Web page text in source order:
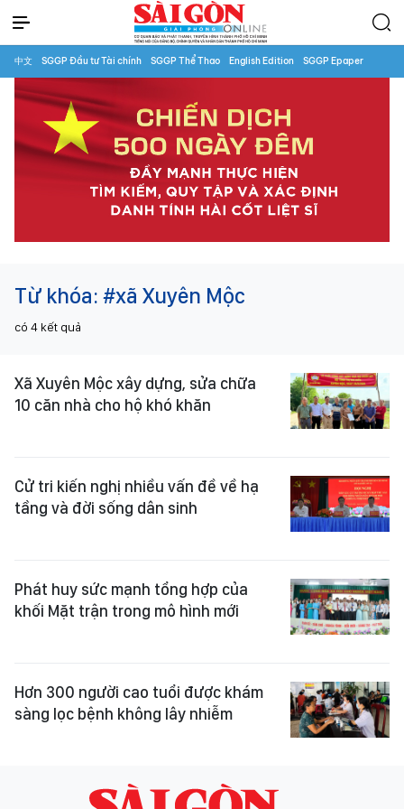
中文 SGGP Đầu tư Tài chính SGGP Thể Thao English Edition SGGP Epaper
Từ khóa: #xã Xuyên Mộc
có 4 kết quả
Xã Xuyên Mộc xây dựng, sửa chữa
10 căn nhà cho hộ khó khăn
Cử tri kiến nghị nhiều vấn đề về hạ
tầng và đời sống dân sinh
Phát huy sức mạnh tổng hợp của
khối Mặt trận trong mô hình mới
Hơn 300 người cao tuổi được khám
sàng lọc bệnh không lây nhiễm